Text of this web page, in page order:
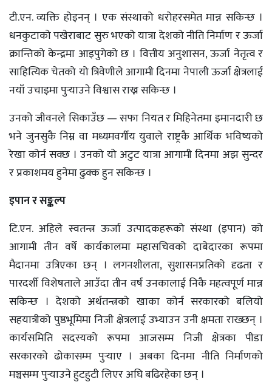
टी.एन. व्यक्ति होइनन् । एक संस्थाको धरोहरसमेत मान्न सकिन्छ ।
धनकुटाको पखेराबाट सुरु भएको यात्रा देशको नीति निर्माण र ऊर्जा
क्रान्तिको केन्द्रमा आइपुगेको छ । वित्तीय अनुशासन, ऊर्जा नेतृत्व र
साहित्यिक चेतको यो त्रिवेणीले आगामी दिनमा नेपाली ऊर्जा क्षेत्रलाई
नयाँ उचाइमा पुर्‍याउने विश्वास राख्न सकिन्छ ।
उनको जीवनले सिकाउँछ — सफा नियत र मिहिनेतमा इमानदारी छ
भने जुनसुकै निम्न वा मध्यमवर्गीय युवाले राष्ट्रकै आर्थिक भविष्यको
रेखा कोर्न सक्छ । उनको यो अटुट यात्रा आगामी दिनमा अझ सुन्दर
र प्रकाशमय हुनेमा ढुक्क हुन सकिन्छ ।
इपान र सङ्कल्प
टि.एन. अहिले स्वतन्त्र ऊर्जा उत्पादकहरूको संस्था (इपान) को
आगामी तीन वर्षे कार्यकालमा महासचिवको दाबेदारका रूपमा
मैदानमा उत्रिएका छन् । लगनशीलता, सुशासनप्रतिको दृढता र
पारदर्शी विशेषताले आउँदा तीन वर्ष उनकालाई निकै महत्वपूर्ण मान्न
सकिन्छ । देशको अर्थतन्त्रको खाका कोर्न सरकारको बलियो
सहयात्रीको पुष्ठभूमिमा निजी क्षेत्रलाई उभ्याउन उनी क्षमता राख्छन् ।
कार्यसमिति सदस्यको रूपमा आजसम्म निजी क्षेत्रका पीडा
सरकारको ढोकासम्म पुर्‍याए । अबका दिनमा नीति निर्माणको
मञ्चसम्म पुर्‍याउने हुटहुटी लिएर अघि बढिरहेका छन् ।